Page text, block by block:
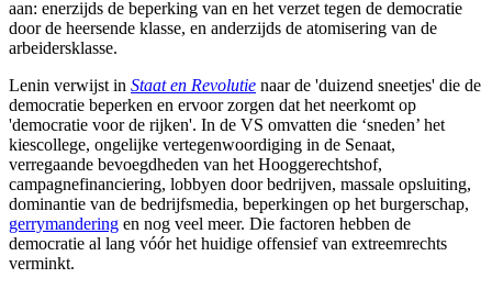
aan: enerzijds de beperking van en het verzet tegen de democratie
door de heersende klasse, en anderzijds de atomisering van de
arbeidersklasse.
Lenin verwijst in Staat en Revolutie naar de 'duizend sneetjes' die de
democratie beperken en ervoor zorgen dat het neerkomt op
'democratie voor de rijken'. In de VS omvatten die ‘sneden’ het
kiescollege, ongelijke vertegenwoordiging in de Senaat,
verregaande bevoegdheden van het Hooggerechtshof,
campagnefinanciering, lobbyen door bedrijven, massale opsluiting,
dominantie van de bedrijfsmedia, beperkingen op het burgerschap,
gerrymandering en nog veel meer. Die factoren hebben de
democratie al lang vóór het huidige offensief van extreemrechts
verminkt.